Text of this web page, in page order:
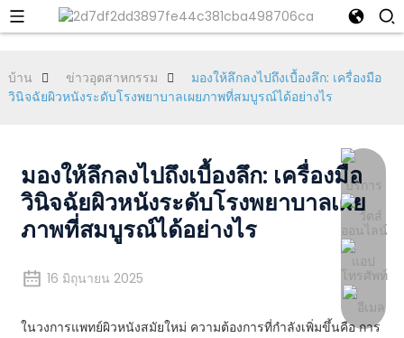
บ้าน ข่าวอุตสาหกรรม
มองให้ลึกลงไปถึงเบื้องลึก: เครื่องมือ
วินิจฉัยผิวหนังระดับโรงพยาบาลเผยภาพที่สมบูรณ์ได้อย่างไร
มองให้ลึกลงไปถึงเบื้องลึก: เครื่องมือ
วินิจฉัยผิวหนังระดับโรงพยาบาลเผย
ภาพที่สมบูรณ์ได้อย่างไร
16 มิถุนายน 2025
ในวงการแพทย์ผิวหนังสมัยใหม่ ความต้องการที่กำลังเพิ่มขึ้นคือ การ